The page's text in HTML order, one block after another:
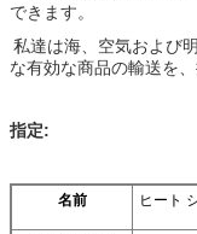
できます。
私達は海、空気および
な有効な商品の輸送を、
指定:
名前
ヒート